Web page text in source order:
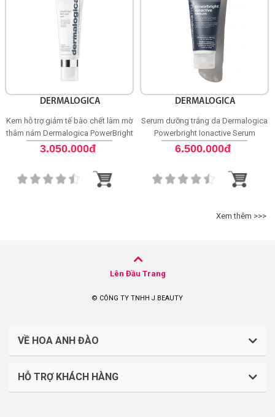
DERMALOGICA
Kem hỗ trợ giảm tế bào chết làm mờ
thâm nám Dermalogica PowerBright
Dark Spot Peel
3.050.000đ
DERMALOGICA
Serum dưỡng trắng da Dermalogica
Powerbright Ionactive Serum
6.500.000đ
Xem thêm >>>
Lên Đầu Trang
© CÔNG TY TNHH J BEAUTY
VỀ HOA ANH ĐÀO
CÔNG TY TNHH J BEAUTY
HỖ TRỢ KHÁCH HÀNG